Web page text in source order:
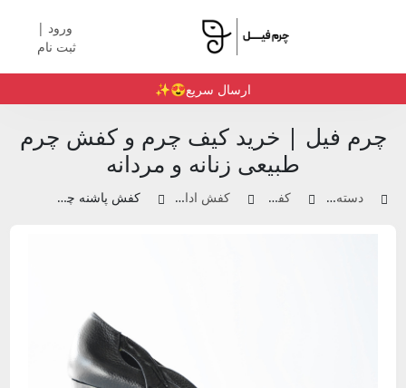
ورود |
ثبت نام
ارسال سریع😍✨️
چرم فیل | خرید کیف چرم و کفش چرم
طبیعی زنانه و مردانه
دسته بندی محصولات کفش چرم زنانه کفش اداری و مجلسی زنانه کفش پاشنه چوبی چرم زنانه | کد 311